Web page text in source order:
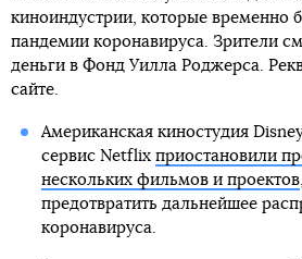
киноиндустрии, которые временно
пандемии коронавируса. Зрители
деньги в Фонд Уилла Роджерса.
сайте.
Американская киностудия
сервис Netflix приостановили
нескольких фильмов и проектов
предотвратить дальнейшее
коронавируса.